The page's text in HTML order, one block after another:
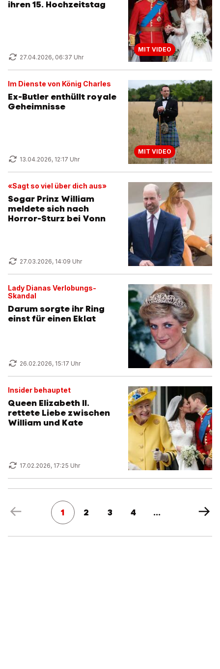
ihren 15. Hochzeitstag
27.04.2026, 06:37 Uhr
MIT VIDEO
Im Dienste von König Charles
Ex-Butler enthüllt royale
Geheimnisse
13.04.2026, 12:17 Uhr
MIT VIDEO
«Sagt so viel über dich aus»
Sogar Prinz William
meldete sich nach
Horror-Sturz bei Vonn
27.03.2026, 14:09 Uhr
Lady Dianas Verlobungs-
Skandal
Darum sorgte ihr Ring
einst für einen Eklat
26.02.2026, 15:17 Uhr
Insider behauptet
Queen Elizabeth II.
rettete Liebe zwischen
William und Kate
17.02.2026, 17:25 Uhr
1 2 3 4 ...